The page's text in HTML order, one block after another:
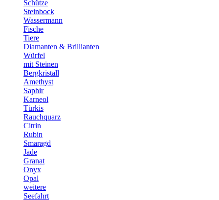
Schütze
Steinbock
Wassermann
Fische
Tiere
Diamanten & Brillianten
Würfel
mit Steinen
Bergkristall
Amethyst
Saphir
Karneol
Türkis
Rauchquarz
Citrin
Rubin
Smaragd
Jade
Granat
Onyx
Opal
weitere
Seefahrt